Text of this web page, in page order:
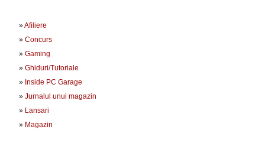
Afiliere
Concurs
Gaming
Ghiduri/Tutoriale
Inside PC Garage
Jurnalul unui magazin
Lansari
Magazin